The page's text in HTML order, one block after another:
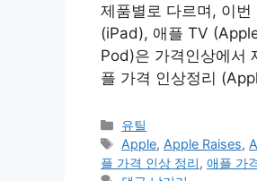
제품별로 다르며, 이
(iPad), 애플 TV
Pod)은 가격인상에서
플 가격 인상정리
카
테
고
유틸
태
그
Apple, Apple Raises,
플 가격 인상 정리, 애플 가